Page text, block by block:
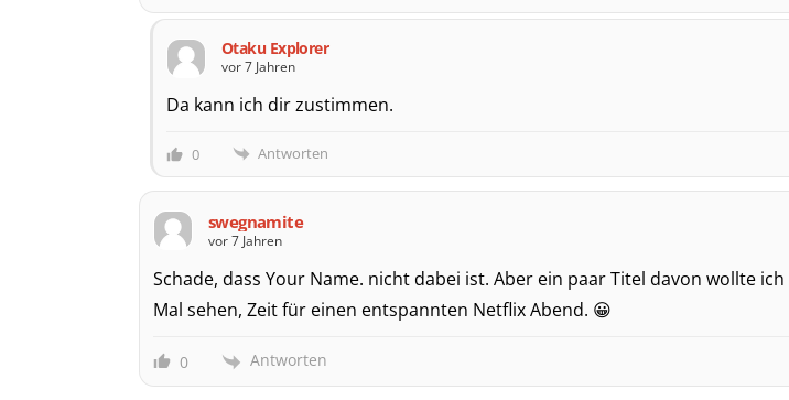
Otaku Explorer
vor 7 Jahren
Da kann ich dir zustimmen.
0 Antworten
swegnamite
vor 7 Jahren
Schade, dass Your Name. nicht dabei ist. Aber ein paar Titel davon wollte
Mal sehen, Zeit für einen entspannten Netflix Abend. 😀
0 Antworten